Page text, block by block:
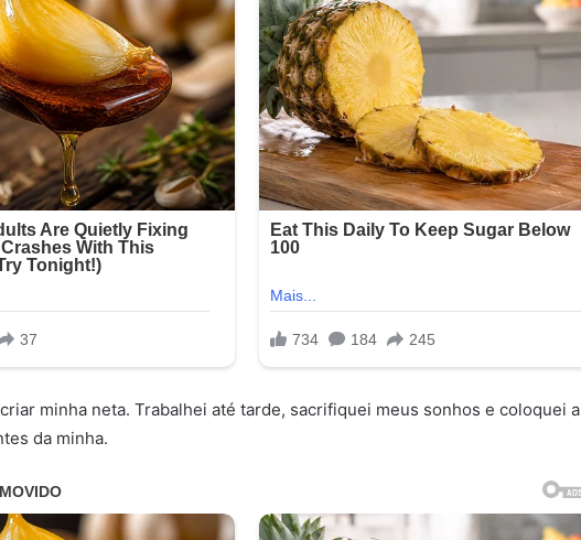
minha neta. Trabalhei até tarde, sacrifiquei meus sonhos e coloquei a
da minha.